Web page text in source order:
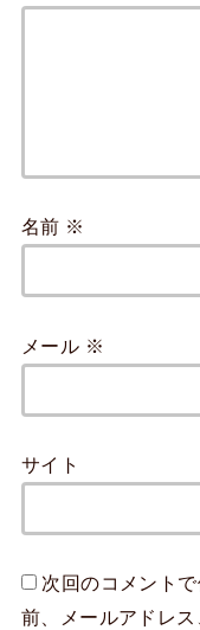
名前 ※
メール ※
サイト
次回のコメント
前、メールアドレス